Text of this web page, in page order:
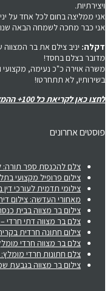
ויצירתיות.
אני ממליצה בחום לכל אחד על
אני כבר מחכה לשמחה הבאה
דקלה: יניב צילם את בר המצווה
מדובר בצלם בחסד!
משרה אוירה כ"כ נעימה, מקצועי
בשירותיו, לא תתחרטו!
לחצו כאן לקריאת כל 100+ ההמלצות עלינו בגוגל!
פוסטים אחרונים
צלם להכנסת ספר תורה:
צילום פרופיל מקצועי
צילומי תדמית לעורכי
מאחורי העדשה: צילום
צילום בר מצווה בבית
צלם בר מצווה דתי חרדי –
צילום חתונה חרדית
צלם בר מצווה חרדי
צלם חתונות חרדי
צילום בר מצווה בגבעת